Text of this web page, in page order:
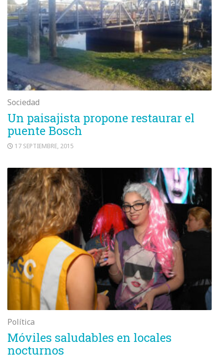
Sociedad
Un paisajista propone restaurar el
puente Bosch
17 SEPTIEMBRE, 2015
Política
Móviles saludables en locales
nocturnos